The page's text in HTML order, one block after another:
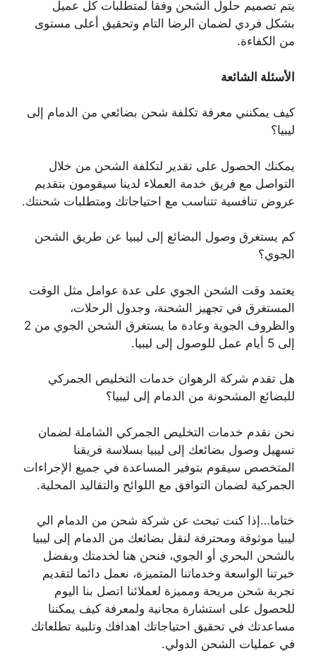
يتم تصميم حلول الشحن وفقا لمتطلبات كل عميل
بشكل فردي لضمان الرضا التام وتحقيق أعلى مستوى
من الكفاءة.
الأسئلة الشائعة
كيف يمكنني معرفة تكلفة شحن بضائعي من الدمام إلى
ليبيا؟
يمكنك الحصول على تقدير لتكلفة الشحن من خلال
التواصل مع فريق خدمة العملاء لدينا سيقومون بتقديم
عروض تنافسية تتناسب مع احتياجاتك ومتطلبات شحنتك.
كم يستغرق وصول البضائع إلى ليبيا عن طريق الشحن
الجوي؟
يعتمد وقت الشحن الجوي على عدة عوامل مثل الوقت
المستغرق في تجهيز الشحنة، وجدول الرحلات،
والظروف الجوية وعادة ما يستغرق الشحن الجوي من 2
إلى 5 أيام عمل للوصول إلى ليبيا.
هل تقدم شركة الرهوان خدمات التخليص الجمركي
للبضائع المشحونة من الدمام إلى ليبيا؟
نحن نقدم خدمات التخليص الجمركي الشاملة لضمان
تسهيل وصول بضائعك إلى ليبيا بسلاسة فريقنا
المتخصص سيقوم بتوفير المساعدة في جميع الإجراءات
الجمركية لضمان التوافق مع اللوائح والتقاليد المحلية.
ختاما…إذا كنت تبحث عن شركة شحن من الدمام الي
ليبيا موثوقة ومحترفة لنقل بضائعك من الدمام إلى ليبيا
بالشحن البحري أو الجوي، فنحن هنا لخدمتك وبفضل
خبرتنا الواسعة وخدماتنا المتميزة، نعمل دائما لتقديم
تجربة شحن مريحة ومميزة لعملائنا اتصل بنا اليوم
للحصول على استشارة مجانية ولمعرفة كيف يمكننا
مساعدتك في تحقيق احتياجاتك اهدافك وتلبية تطلعاتك
في عمليات الشحن الدولي.